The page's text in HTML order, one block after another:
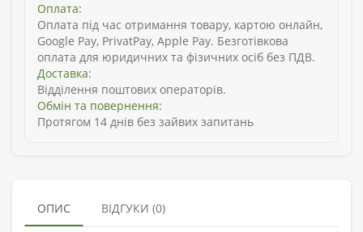
Оплата:
Оплата під час отримання товару, картою онлайн,
Google Pay, PrivatPay, Apple Pay. Безготівкова
оплата для юридичних та фізичних осіб без ПДВ.
Доставка:
Відділення поштових операторів.
Обмін та повернення:
Протягом 14 днів без зайвих запитань
ОПИС ВІДГУКИ (0)